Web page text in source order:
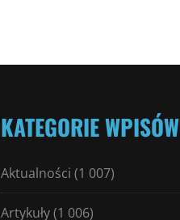
KATEGORIE WPISÓW
Aktualności (1 007)
Artykuły(1 006)